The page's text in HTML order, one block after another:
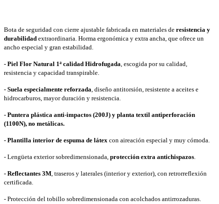
Bota de seguridad con cierre ajustable fabricada en materiales de resistencia y
durabilidad extraordinaria. Horma ergonómica y extra ancha, que ofrece un
ancho especial y gran estabilidad.
- Piel Flor Natural 1ª calidad Hidrofugada , escogida por su calidad,
resistencia y capacidad transpirable.
- Suela especialmente reforzada , diseño antitorsión, resistente a aceites e
hidrocarburos, mayor duración y resistencia.
- Puntera plástica anti-impactos (200J) y planta textil antiperforación
(1100N), no metálicas.
- Plantilla interior de espuma de látex con aireación especial y muy cómoda.
- Lengüeta exterior sobredimensionada, protección extra antichispazos
- Reflectantes 3M , traseros y laterales (interior y exterior), con retrorreflexión
certificada.
- Protección del tobillo sobredimensionada con acolchados antirrozaduras.